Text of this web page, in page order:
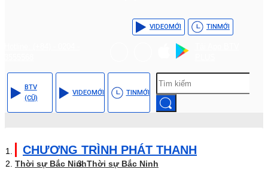
VIDEOMỚI TINMỚI
BTV
(CŨ)
VIDEOMỚI TINMỚI
CHƯƠNG TRÌNH PHÁT THANH
Thời sự Bắc NinhThời sự Bắc Ninh